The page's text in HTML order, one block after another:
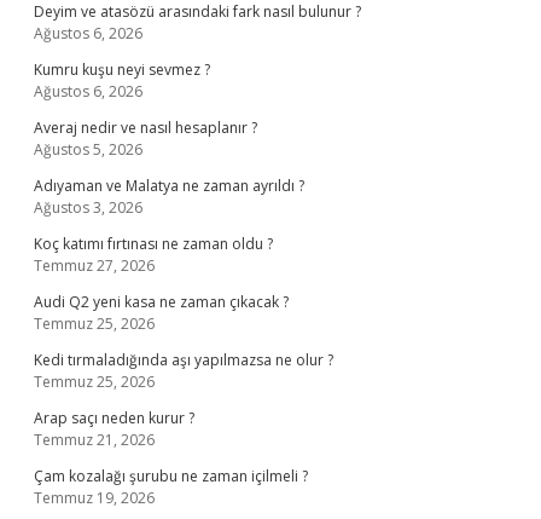
Deyim ve atasözü arasındaki fark nasıl bulunur ?
Ağustos 6, 2026
Kumru kuşu neyi sevmez ?
Ağustos 6, 2026
Averaj nedir ve nasıl hesaplanır ?
Ağustos 5, 2026
Adıyaman ve Malatya ne zaman ayrıldı ?
Ağustos 3, 2026
Koç katımı fırtınası ne zaman oldu ?
Temmuz 27, 2026
Audi Q2 yeni kasa ne zaman çıkacak ?
Temmuz 25, 2026
Kedi tırmaladığında aşı yapılmazsa ne olur ?
Temmuz 25, 2026
Arap saçı neden kurur ?
Temmuz 21, 2026
Çam kozalağı şurubu ne zaman içilmeli ?
Temmuz 19, 2026